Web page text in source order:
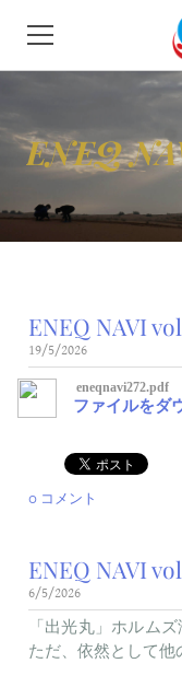
ENEQ
ENEQ NAVI
19/5/2026
eneqnavi272.pdf
ファイルをダ
0 コメント
ENEQ NAVI
6/5/2026
「出光丸」ホルム
ただ、依然として他
会社概要
ニュース
がす
モビリティ